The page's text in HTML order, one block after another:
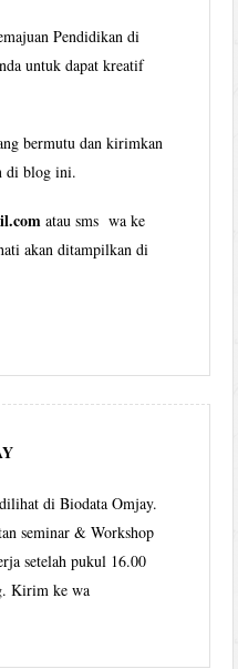
Pendidikan di
untuk dapat kreatif
bermutu dan kirimkan
di blog ini.
atau sms wa ke
akan ditampilkan di
di Biodata Omjay.
seminar & Workshop
setelah pukul 16.00
Kirim ke wa